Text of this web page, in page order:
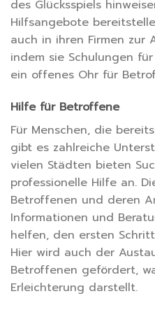
des Glücksspiels
Hilfsangebote
auch in ihren Firmen zur
indem sie Schulungen
ein offenes Ohr für
Hilfe für Betroffene
Für Menschen, die
gibt es zahlreiche
vielen Städten bieten
professionelle Hilfe an.
Betroffenen und deren
Informationen und
helfen, den ersten
Hier wird auch der
Betroffenen gefördert,
Erleichterung darstellt.